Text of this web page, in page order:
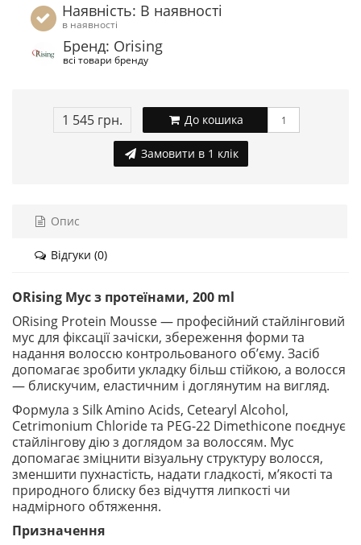
Наявність: В наявності
в наявності
Бренд: Orising
всі товари бренду
1 545 грн. До кошика
Замовити в 1 клік
Опис
Відгуки (0)
ORising Мус з протеїнами, 200 ml
ORising Protein Mousse — професійний стайлінговий
мус для фіксації зачіски, збереження форми та
надання волоссю контрольованого об’єму. Засіб
допомагає зробити укладку більш стійкою, а волосся
— блискучим, еластичним і доглянутим на вигляд.
Формула з Silk Amino Acids, Cetearyl Alcohol,
Cetrimonium Chloride та PEG-22 Dimethicone поєднує
стайлінгову дію з доглядом за волоссям. Мус
допомагає зміцнити візуальну структуру волосся,
зменшити пухнастість, надати гладкості, м’якості та
природного блиску без відчуття липкості чи
надмірного обтяження.
Призначення